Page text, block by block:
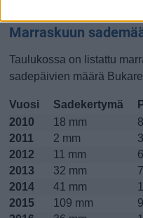
Marraskuun
Taulukossa on listattu
sadepäivien määrä
Vuosi Sadekertymä
2010
18 mm
2011
2 mm
2012
11 mm
2013
32 mm
2014
41 mm
2015
109 mm